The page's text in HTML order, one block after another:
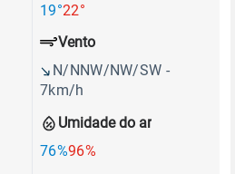
19°22°
Umidade do ar
76%96%
Vento
N/NNW/NW/SW -
7km/h